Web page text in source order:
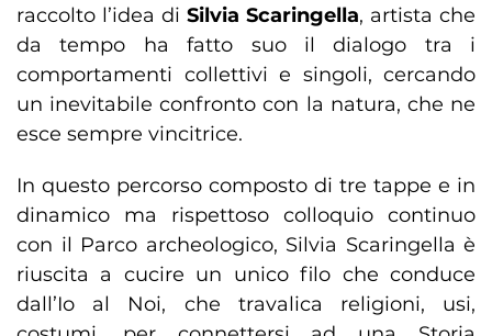
raccolto l’idea di Silvia Scaringella, artista che
da tempo ha fatto suo il dialogo tra i
comportamenti collettivi e singoli, cercando
un inevitabile confronto con la natura, che ne
esce sempre vincitrice.
In questo percorso composto di tre tappe e in
dinamico ma rispettoso colloquio continuo
con il Parco archeologico, Silvia Scaringella è
riuscita a cucire un unico filo che conduce
dall’Io al Noi, che travalica religioni, usi,